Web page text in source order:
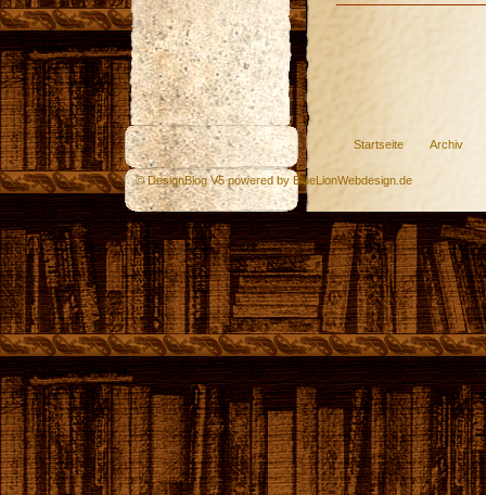
Startseite Archiv
© DesignBlog V5 powered by BlueLionWebdesign.de